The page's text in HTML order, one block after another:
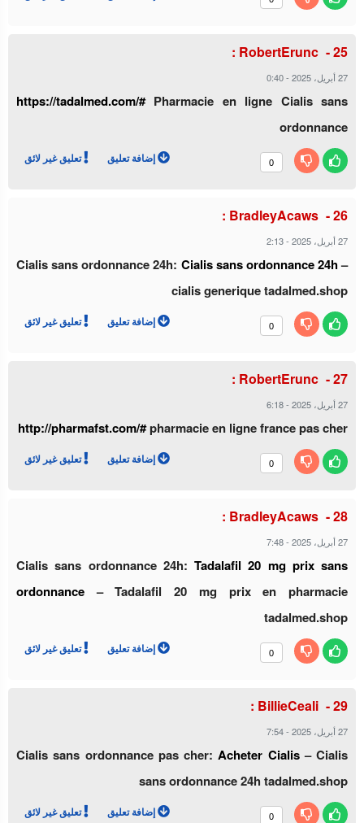
RobertErunc :
27 أبريل، 2025 -
0:40
https://tadalmed.com/#Pharmacie en ligne Cialis sans
ordonnance
0 إضافة تعليق تعليق غير لائق
BradleyAcaws :
27 أبريل، 2025 -
2:13
Cialis sans ordonnance 24h: Cialis sans ordonnance 24h–
cialis generique tadalmed.shop
0 إضافة تعليق تعليق غير لائق
RobertErunc :
27 أبريل، 2025 -
6:18
http://pharmafst.com/#pharmacie en ligne france pas cher
0 إضافة تعليق تعليق غير لائق
BradleyAcaws :
27 أبريل، 2025 -
7:48
Cialis sans ordonnance 24h: Tadalafil 20 mg prix sans
ordonnance – Tadalafil 20 mg prix en pharmacie
tadalmed.shop
0 إضافة تعليق تعليق غير لائق
BillieCeali :
27 أبريل، 2025 -
7:54
Cialis sans ordonnance pas cher:Acheter Cialis– Cialis
sans ordonnance 24h tadalmed.shop
0 إضافة تعليق تعليق غير لائق